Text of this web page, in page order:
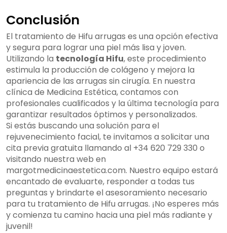
Conclusión
El tratamiento de Hifu arrugas es una opción efectiva
y segura para lograr una piel más lisa y joven.
Utilizando la tecnología Hifu, este procedimiento
estimula la producción de colágeno y mejora la
apariencia de las arrugas sin cirugía. En nuestra
clínica de Medicina Estética, contamos con
profesionales cualificados y la última tecnología para
garantizar resultados óptimos y personalizados.
Si estás buscando una solución para el
rejuvenecimiento facial, te invitamos a solicitar una
cita previa gratuita llamando al +34 620 729 330 o
visitando nuestra web en
margotmedicinaestetica.com. Nuestro equipo estará
encantado de evaluarte, responder a todas tus
preguntas y brindarte el asesoramiento necesario
para tu tratamiento de Hifu arrugas. ¡No esperes más
y comienza tu camino hacia una piel más radiante y
juvenil!